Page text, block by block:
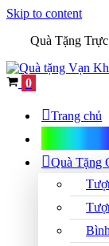
Skip to content
Quà Tặng
Cart
0
Trang chủ
Quà Tặng